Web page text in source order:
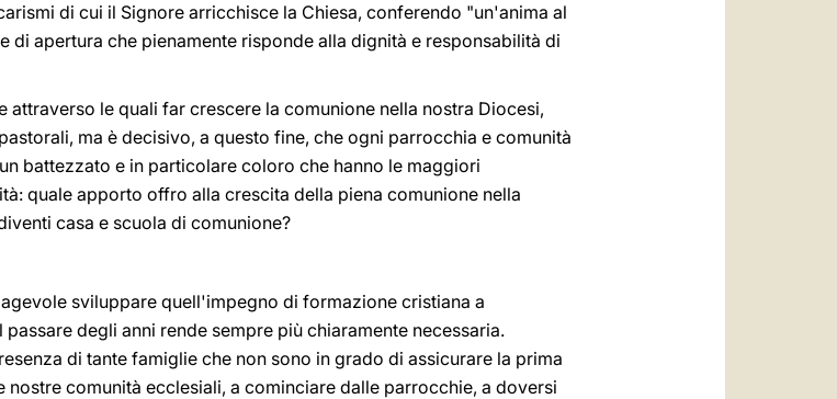
di cui il Signore arricchisce la Chiesa, conferendo "un'anima al
apertura che pienamente risponde alla dignità e responsabilità di
attraverso le quali far crescere la comunione nella nostra Diocesi,
ma è decisivo, a questo fine, che ogni parrocchia e comunità
battezzato e in particolare coloro che hanno le maggiori
quale apporto offro alla crescita della piena comunione nella
casa e scuola di comunione?
sviluppare quell'impegno di formazione cristiana a
degli anni rende sempre più chiaramente necessaria.
di tante famiglie che non sono in grado di assicurare la prima
comunità ecclesiali, a cominciare dalle parrocchie, a doversi